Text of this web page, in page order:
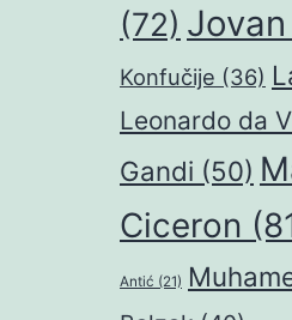
(72)
Konfučije (36)
Leonardo da
Gandi (50)
Ciceron
Antić (21)